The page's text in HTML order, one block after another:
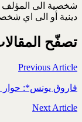
شخصية الى المؤلف
دينية أو الى اي
تصفّح
Previous Article
فاروق يونس*: حوار
Next Article